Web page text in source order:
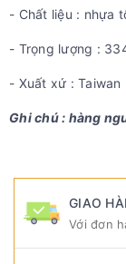
- Chất liệu : nhựa
- Trọng lượng :
- Xuất xứ : Taiwan
Ghi chú : hàng
GIAO
Với đơn